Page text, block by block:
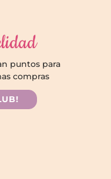
puntos para
compras